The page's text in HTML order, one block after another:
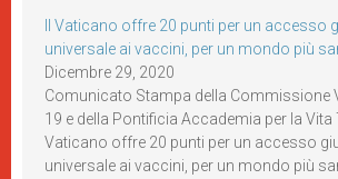
Il Vaticano offre 20 punti per un accesso
universale ai vaccini, per un mondo più
Dicembre 29, 2020
Comunicato Stampa della Commissione
19 e della Pontificia Accademia per la Vita
Vaticano offre 20 punti per un accesso
universale ai vaccini, per un mondo più